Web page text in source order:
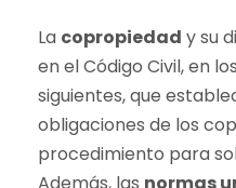
La copropiedad y su
en el Código Civil, en
siguientes, que
obligaciones de los
procedimiento para